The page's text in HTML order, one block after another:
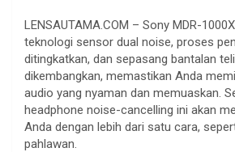
LENSAUTAMA.COM – Sony MDR-
teknologi sensor dual noise, proses
ditingkatkan, dan sepasang bantalan
dikembangkan, memastikan Anda
audio yang nyaman dan memuaskan.
headphone noise-cancelling ini akan
Anda dengan lebih dari satu cara,
pahlawan.